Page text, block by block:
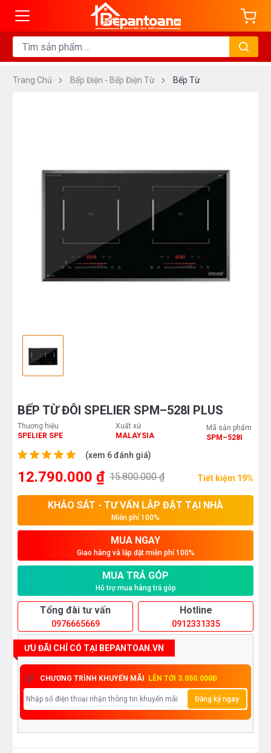
Trang Chủ Bếp Điện - Bếp Điện Từ Bếp Từ
BẾP TỪ ĐÔI SPELIER SPM–528I PLUS
Thương hiệu
SPELIER SPE
Xuất xứ
MALAYSIA
Mã sản phẩm
SPM–528I
(xem 6 đánh giá)
12.790.000 ₫ 15.800.000 ₫ Tiết kiệm 19%
KHẢO SÁT - TƯ VẤN LẮP ĐẶT TẠI NHÀ
Miễn phí 100%
MUA NGAY
Giao hàng và lắp đặt miễn phí 100%
MUA TRẢ GÓP
Hỗ trợ mua hàng trả góp
Tổng đài tư vấn
0976665669
Hotline
0912331335
ƯU ĐÃI CHỈ CÓ TẠI BEPANTOAN.VN
CHƯƠNG TRÌNH KHUYẾN MÃI LÊN TỚI 3.050.000Đ
Đăng ký ngay